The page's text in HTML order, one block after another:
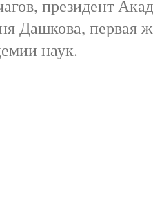
президент
Дашкова,
наук.